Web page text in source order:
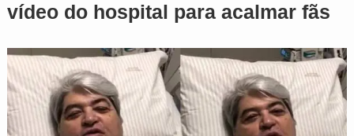
vídeo do hospital para acalmar fãs